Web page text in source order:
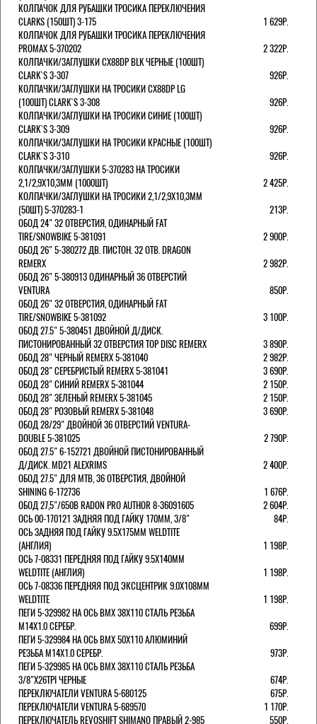
КОЛПАЧОК ДЛЯ РУБАШКИ ТРОСИКА ПЕРЕКЛЮЧЕНИЯ
CLARKS (150ШТ) 3-175
1 629Р.
КОЛПАЧОК ДЛЯ РУБАШКИ ТРОСИКА ПЕРЕКЛЮЧЕНИЯ
PROMAX 5-370202
2 322Р.
КОЛПАЧКИ/3АГЛУШКИ CX88DP BLK ЧЕРНЫЕ (100ШТ)
CLARK`S 3-307
926Р.
КОЛПАЧКИ/3АГЛУШКИ НА ТРОСИКИ CX88DP LG
(100ШТ) CLARK`S 3-308
926Р.
КОЛПАЧКИ/3АГЛУШКИ НА ТРОСИКИ СИНИЕ (100ШТ)
CLARK`S 3-309
926Р.
КОЛПАЧКИ/3АГЛУШКИ НА ТРОСИКИ КРАСНЫЕ (100ШТ)
CLARK`S 3-310
926Р.
КОЛПАЧКИ/3АГЛУШКИ 5-370283 НА ТРОСИКИ
2,1/2,9Х10,3ММ (1000ШТ)
2 425Р.
КОЛПАЧКИ/3АГЛУШКИ НА ТРОСИКИ 2,1/2,9Х10,3ММ
(50ШТ) 5-370283-1
213Р.
ОБОД 24" 32 ОТВЕРСТИЯ, ОДИНАРНЫЙ FAT
TIRE/SNOWBIKE 5-381091
2 900Р.
ОБОД 26" 5-380272 ДВ. ПИСТОН. 32 ОТВ. DRAGON
REMERX
2 982Р.
ОБОД 26" 5-380913 ОДИНАРНЫЙ 36 ОТВЕРСТИЙ
VENTURA
850Р.
ОБОД 26" 32 ОТВЕРСТИЯ, ОДИНАРНЫЙ FAT
TIRE/SNOWBIKE 5-381092
3 100Р.
ОБОД 27.5" 5-380451 ДВОЙНОЙ Д/ДИСК.
ПИСТОНИРОВАННЫЙ 32 ОТВЕРСТИЯ TOP DISC REMERX
3 890Р.
ОБОД 28" ЧЕРНЫЙ REMERX 5-381040
2 982Р.
ОБОД 28" СЕРЕБРИСТЫЙ REMERX 5-381041
3 690Р.
ОБОД 28" СИНИЙ REMERX 5-381044
2 150Р.
ОБОД 28" ЗЕЛЕНЫЙ REMERX 5-381045
2 150Р.
ОБОД 28" РОЗОВЫЙ REMERX 5-381048
3 690Р.
ОБОД 28/29" ДВОЙНОЙ 36 ОТВЕРСТИЙ VENTURA-
DOUBLE 5-381025
2 790Р.
ОБОД 27.5" 6-152721 ДВОЙНОЙ ПИСТОНИРОВАННЫЙ
Д/ДИСК. MD21 ALEXRIMS
2 400Р.
ОБОД 27.5" ДЛЯ MTB, 36 ОТВЕРСТИЯ, ДВОЙНОЙ
SHINING 6-172736
1 676Р.
ОБОД 27,5"/650B RADON PRO AUTHOR 8-36091605
2 604Р.
ОСЬ 00-170121 ЗАДНЯЯ ПОД ГАЙКУ 170MM, 3/8"
84Р.
ОСЬ ЗАДНЯЯ ПОД ГАЙКУ 9.5Х175ММ WELDTITE
(АНГЛИЯ)
1 198Р.
ОСЬ 7-08331 ПЕРЕДНЯЯ ПОД ГАЙКУ 9.5Х140ММ
WELDTITE (АНГЛИЯ)
1 198Р.
ОСЬ 7-08336 ПЕРЕДНЯЯ ПОД ЭКСЦЕНТРИК 9.0Х108ММ
WELDTITE
1 198Р.
ПЕГИ 5-329982 НА ОСЬ BMX 38Х110 СТАЛЬ РЕЗЬБА
М14Х1.0 СЕРЕБР.
699Р.
ПЕГИ 5-329984 НА ОСЬ BMX 50Х110 АЛЮМИНИЙ
РЕЗЬБА М14Х1.0 СЕРЕБР.
973Р.
ПЕГИ 5-329985 НА ОСЬ BMX 38Х110 СТАЛЬ РЕЗЬБА
3/8"Х26TPI ЧЕРНЫЕ
674Р.
ПЕРЕКЛЮЧАТЕЛИ VENTURA 5-680125
675Р.
ПЕРЕКЛЮЧАТЕЛИ VENTURA 5-689570
1 170Р.
ПЕРЕКЛЮЧАТЕЛЬ REVOSHIFT SHIMANO ПРАВЫЙ 2-985
550Р.